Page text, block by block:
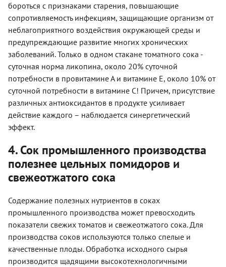
бороться с признаками старения, повышающие
сопротивляемость инфекциям, защищающие организм от
неблагоприятного воздействия окружающей среды и
предупреждающие развитие многих хронических
заболеваний. Только в одном стакане томатного сока -
суточная норма ликопина, около 20% суточной
потребности в провитамине А и витамине Е, около 10% от
суточной потребности в витамине С! Причем, присутствие
различных антиоксидантов в продукте усиливает
действие каждого – наблюдается синергетический
эффект.
4. Сок промышленного производства
полезнее цельных помидоров и
свежеотжатого сока
Содержание полезных нутриентов в соках
промышленного производства может превосходить
показатели свежих томатов и свежеотжатого сока. Для
производства соков используются только спелые и
качественные плоды. Обработка исходного сырья
производится щадящими высокотехнологичными